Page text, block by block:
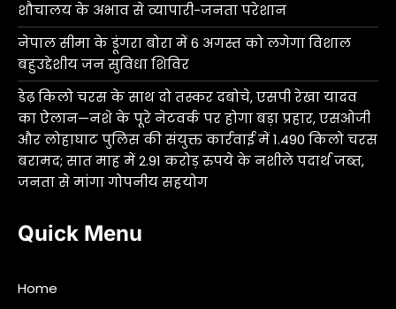
शौचालय के अभाव से व्यापारी-जनता परेशान
नेपाल सीमा के डूंगरा बोरा में 6 अगस्त को लगेगा विशाल
बहुउद्देशीय जन सुविधा शिविर
डेढ़ किलो चरस के साथ दो तस्कर दबोचे, एसपी रेखा यादव
का ऐलान—नशे के पूरे नेटवर्क पर होगा बड़ा प्रहार, एसओजी
और लोहाघाट पुलिस की संयुक्त कार्रवाई में 1.490 किलो चरस
बरामद; सात माह में 2.91 करोड़ रुपये के नशीले पदार्थ जब्त,
जनता से मांगा गोपनीय सहयोग
Quick Menu
Home